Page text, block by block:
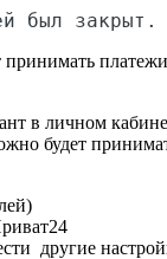
был
в личном
будет
другие